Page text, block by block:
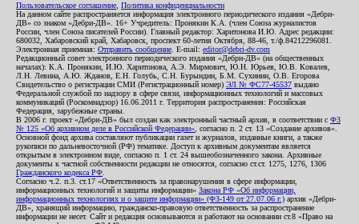
Пользовательское соглашение Политика конфиденциальности
На данном сайте распространяется информация электронного периодического издания «Дебри-
ДВ» со знаком «Дебри-ДВ». 16+ Учредитель: Пронякин К.А. (член Союза журналистов
России, член Союза писателей России). Главный редактор: Харитонова И.Ю. Адрес редакции:
680032, Хабаровский край, Хабаровск, проспект 60-летия Октября, 88-46, т./ф.84212296081.
Электронная приемная: Отправить сообщение . E-mail: editor@debri-dv.com
Редакционный совет электронного периодического издания «Дебри-ДВ» (на общественных
началах): К.А. Пронякин, И.Ю. Харитонова, А.Э. Мирмович, Ю.Н. Юрьев, Ю.В. Ковалев,
Л.Н. Левина, А.Ю. Жданов, Е.Н. Голубь, С.Н. Бурындин, Б.М. Сухинин, О.В. Егорова
Свидетельство о регистрации СМИ (Регистрационный номер) ЭЛ № ФС77-45537 выдано
Федеральной службой по надзору в сфере связи, информационных технологий и массовых
коммуникаций (Роскомнадзор) 16.06.2011 г. Территория распространения: Российская
Федерация, зарубежные страны.
В 2006 г. проект «Дебри-ДВ» был создан как электронный частный архив, в соответствии с ФЗ
№ 125 «Об архивном деле в Российской Федерации» , согласно п. 2 ст. 13 «Создание архивов».
Основной фонд архива составляют публикации газет и журналов, изданные книги, а также
рукописи по дальневосточной (РФ) тематике. Доступ к архивным документам является
открытым в электронном виде, согласно п. 1 ст. 24 вышеобозначенного закона. Архивные
документы к частной собственности редакции не относятся, согласно ст.ст. 1275, 1276, 1306
Гражданского кодекса РФ
Согласно ч.2. п.3. ст.17 «Ответственность за правонарушения в сфере информации,
информационных технологий и защиты информации» Закона РФ «Об информации,
информационных технологиях и о защите информации» (ФЗ-149 от 27.07.06 г.) архив «Дебри-
ДВ», хранящий информацию, гражданско-правовую ответственность за распространение
информации не несет. Сайт и редакция основываются и работают на основании ст.8 «Право на